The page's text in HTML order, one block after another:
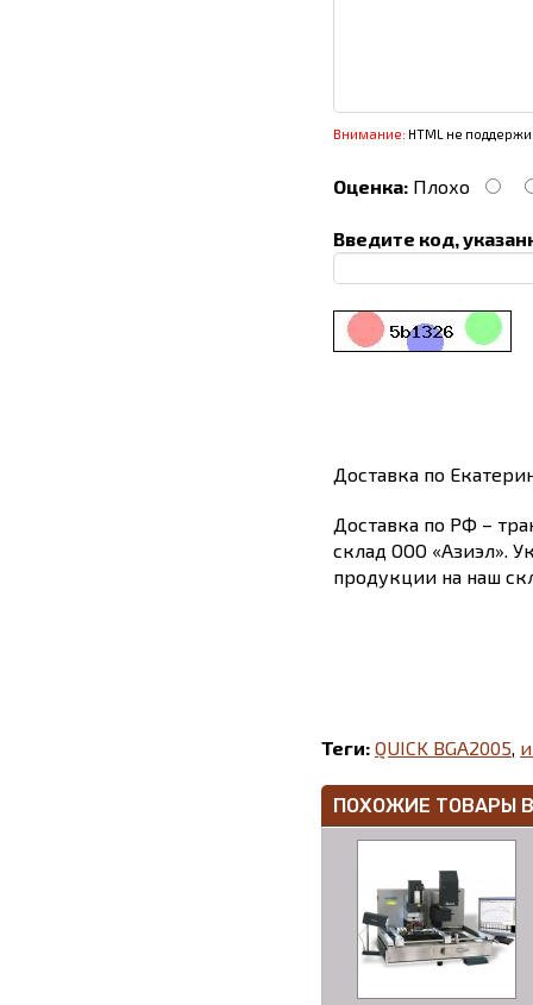
Внимание: HTML не
Оценка: Плохо
Введите код,
Доставка по
Доставка по РФ –
склад ООО «Азиэл».
продукции на наш
Теги: QUICK BGA2005
ПОХОЖИЕ ТОВАРЫ